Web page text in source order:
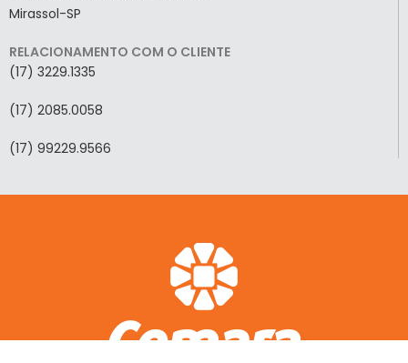
Mirassol-SP
RELACIONAMENTO COM O CLIENTE
(17) 3229.1335
(17) 2085.0058
(17) 99229.9566